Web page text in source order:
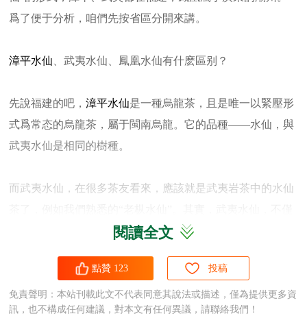
爲了便于分析，咱們先按省區分開來講。
漳平水仙 、武夷水仙、鳳凰水仙有什麽區别？
先說福建的吧，漳平水仙是一種烏龍茶，且是唯一以緊壓形
式爲常态的烏龍茶，屬于閩南烏龍。它的品種——水仙，與
武夷水仙是相同的樹種。
而武夷水仙，在很多茶友看來，應該就是武夷岩茶中的水仙
是武夷岩茶的一個品種，它本身也是一個茶樹品種。在武夷
漳平水仙 、武夷水仙、鳳凰水仙有什麽區别？
閱讀全文
點贊 123 投稿
免責聲明：本站刊載此文不代表同意其說法或描述，僅為提供更多資
訊，也不構成任何建議，對本文有任何異議，請聯絡我們！